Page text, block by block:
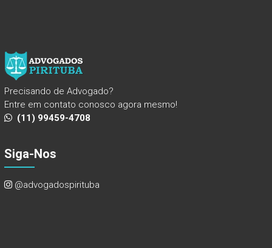
Precisando de Advogado?
Entre em contato conosco agora mesmo!
(11) 99459-4708
Siga-Nos
@advogadospirituba